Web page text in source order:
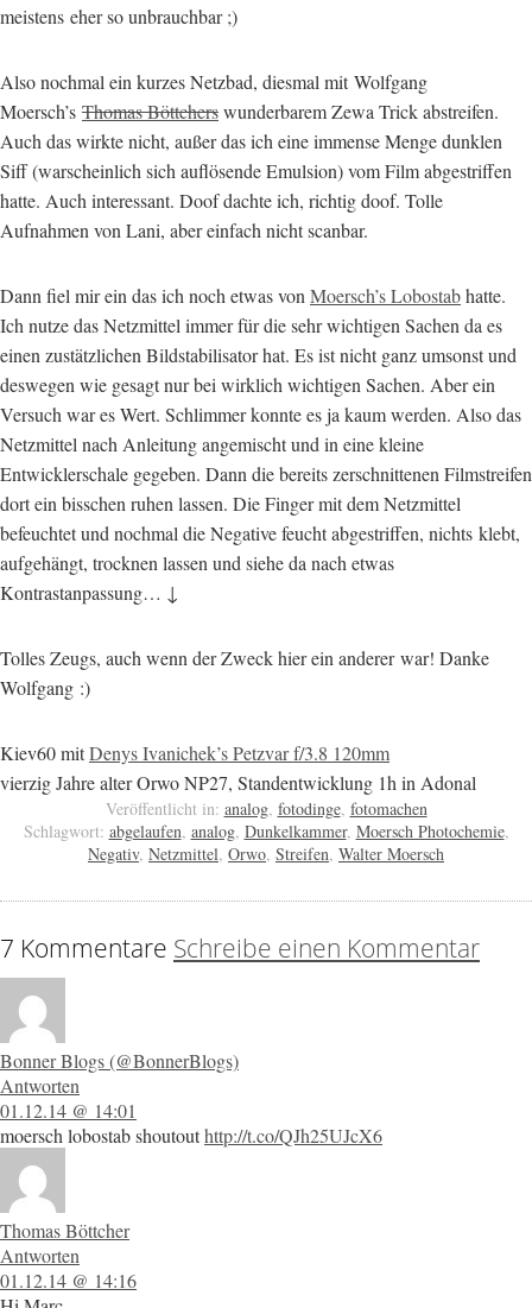
meistens eher so unbrauchbar ;)
Also nochmal ein kurzes Netzbad, diesmal mit Wolfgang
Moersch’s Thomas Böttcherswunderbarem Zewa Trick abstreifen.
Auch das wirkte nicht, außer das ich eine immense Menge dunklen
Siff (warscheinlich sich auflösende Emulsion) vom Film abgestriffen
hatte. Auch interessant. Doof dachte ich, richtig doof. Tolle
Aufnahmen von Lani, aber einfach nicht scanbar.
Dann fiel mir ein das ich noch etwas von Moersch’s Lobostabhatte.
Ich nutze das Netzmittel immer für die sehr wichtigen Sachen da es
einen zustätzlichen Bildstabilisator hat. Es ist nicht ganz umsonst und
deswegen wie gesagt nur bei wirklich wichtigen Sachen. Aber ein
Versuch war es Wert. Schlimmer konnte es ja kaum werden. Also das
Netzmittel nach Anleitung angemischt und in eine kleine
Entwicklerschale gegeben. Dann die bereits zerschnittenen Filmstreifen
dort ein bisschen ruhen lassen. Die Finger mit dem Netzmittel
befeuchtet und nochmal die Negative feucht abgestriffen, nichts klebt,
aufgehängt, trocknen lassen und siehe da nach etwas
Kontrastanpassung… ↓
Tolles Zeugs, auch wenn der Zweck hier ein anderer war! Danke
Wolfgang :)
Kiev60 mitDenys Ivanichek’s Petzvar f/3.8 120mm
vierzig Jahre alter Orwo NP27, Standentwicklung 1h in Adonal
Veröffentlicht in: analog, fotodinge, fotomachen
Schlagwort: abgelaufen, analog, Dunkelkammer, Moersch Photochemie,
Negativ, Netzmittel, Orwo, Streifen, Walter Moersch
7 Kommentare Schreibe einen Kommentar
Bonner Blogs (@BonnerBlogs)
Antworten
01.12.14 @ 14:01
moersch lobostab shoutouthttp://t.co/QJh25UJcX6
Thomas Böttcher
Antworten
01.12.14 @ 14:16